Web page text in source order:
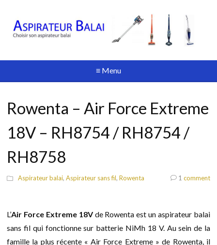
≡ Menu
Rowenta – Air Force Extreme
18V – RH8754 / RH8754 /
RH8758
Aspirateur balai, Aspirateur sans fil, Rowenta 1 comment
L’Air Force Extreme 18Vde Rowenta est un aspirateur balai
sans fil qui fonctionne sur batterie NiMh 18 V. Au sein de la
famille la plus récente « Air Force Extreme » de Rowenta, il